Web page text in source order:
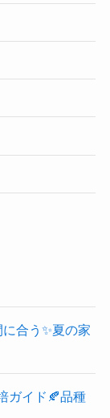
合う✨夏の家
ガイド🍂品種